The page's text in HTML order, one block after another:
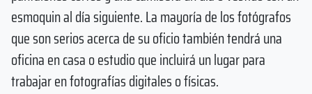
esmoquin al día siguiente. La mayoría de los fotógrafos
que son serios acerca de su oficio también tendrá una
oficina en casa o estudio que incluirá un lugar para
trabajar en fotografías digitales o físicas.